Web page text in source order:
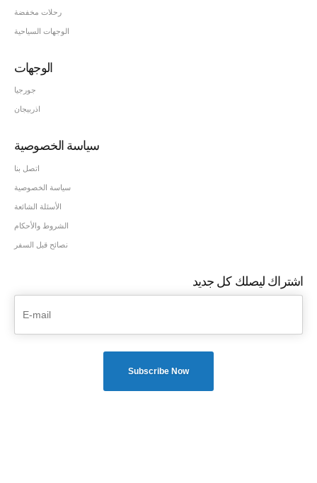
رحلات مخفضة
الوجهات السياحية
الوجهات
جورجيا
اذربيجان
سياسة الخصوصية
اتصل بنا
سياسة الخصوصية
الأسئلة الشائعة
الشروط والأحكام
نصائح قبل السفر
اشتراك ليصلك كل جديد